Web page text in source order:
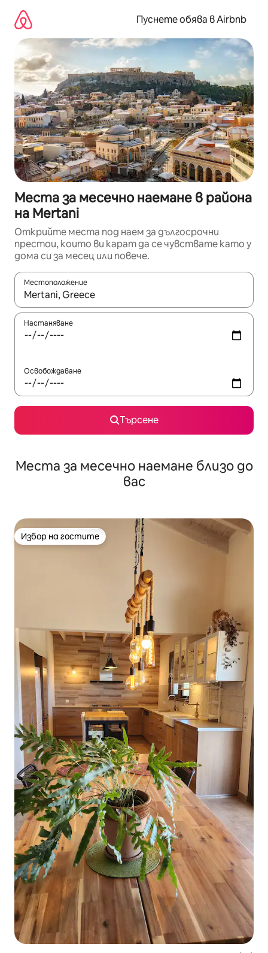
съдържанието
Пуснете обява в Airbnb
Места за месечно наемане в района
на Mertani
Открийте места под наем за дългосрочни
престои, които ви карат да се чувствате като у
дома си за месец или повече.
Местоположение
Когато резултатите се покажат, използвайте
Настаняване
Освобождаване
Търсене
Места за месечно наемане близо до
вас
Избор на гостите
Избор на гостите